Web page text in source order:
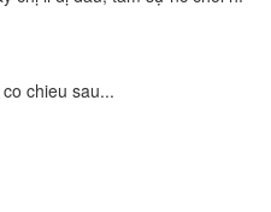
chieu sau...